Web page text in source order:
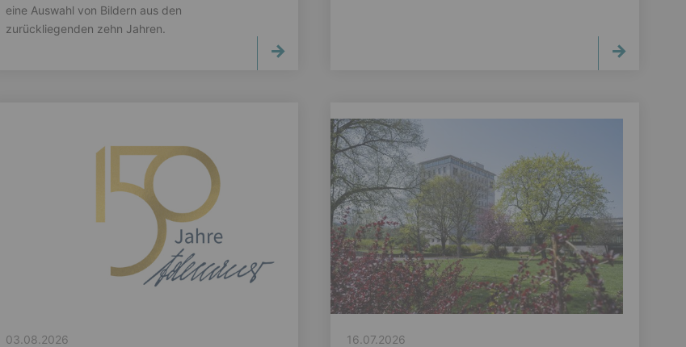
eine Auswahl von Bildern aus den
zurückliegenden zehn Jahren.
03.08.2026 16.07.2026